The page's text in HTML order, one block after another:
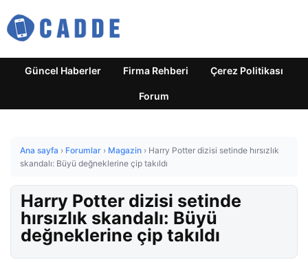
Güncel Haberler Firma Rehberi Çerez Politikası
Forum
Ana sayfa › Forumlar › Magazin › Harry Potter dizisi setinde hırsızlık
skandalı: Büyü değneklerine çip takıldı
Harry Potter dizisi setinde
hırsızlık skandalı: Büyü
değneklerine çip takıldı